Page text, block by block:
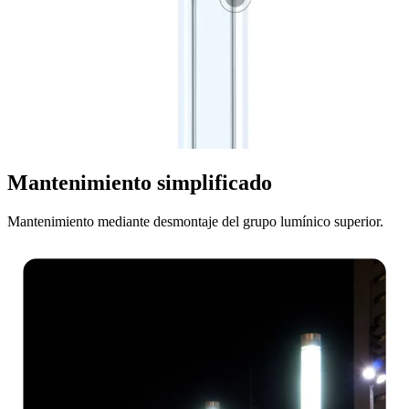
Mantenimiento simplificado
Mantenimiento mediante desmontaje del grupo lumínico superior.